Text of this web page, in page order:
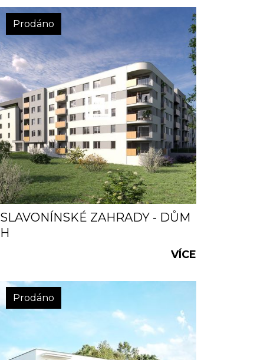
Prodáno
SLAVONÍNSKÉ ZAHRADY - DŮM
H
VÍCE
Prodáno